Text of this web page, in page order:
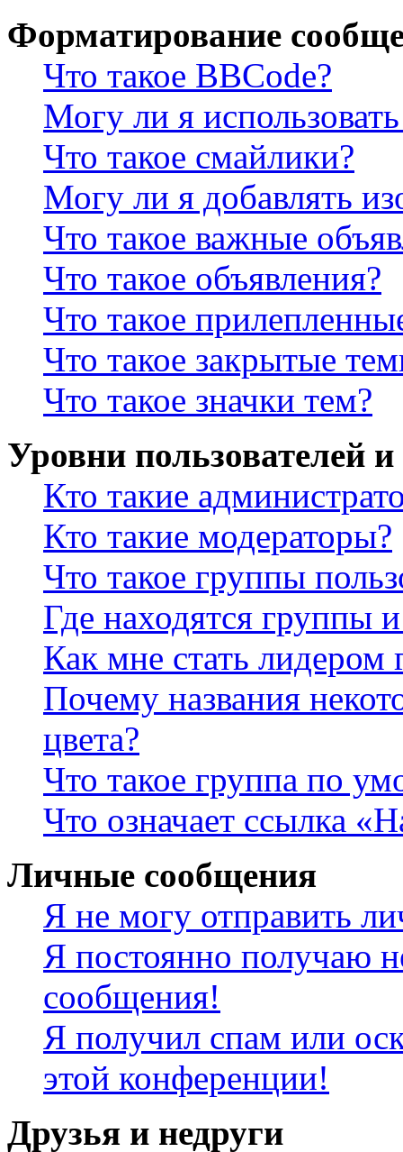
Форматирование
Что такое BBCode?
Могу ли я
Что такое смайлики?
Могу ли я добавлять
Что такое важные
Что такое объявления?
Что такое
Что такое закрытые
Что такое значки тем?
Уровни пользователей
Кто такие
Кто такие модераторы?
Что такое группы
Где находятся группы
Как мне стать лидером
Почему названия
цвета?
Что такое группа по
Что означает ссылка
Личные сообщения
Я не могу отправить
Я постоянно получаю
сообщения!
Я получил спам или
этой конференции!
Друзья и недруги